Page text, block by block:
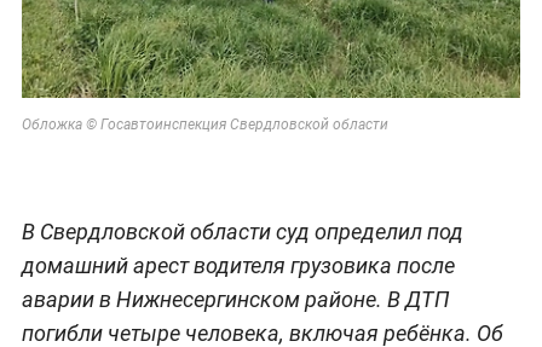
Обложка © Госавтоинспекция Свердловской области
В Свердловской области суд определил под
домашний арест водителя грузовика после
аварии в Нижнесергинском районе. В ДТП
погибли четыре человека, включая ребёнка. Об